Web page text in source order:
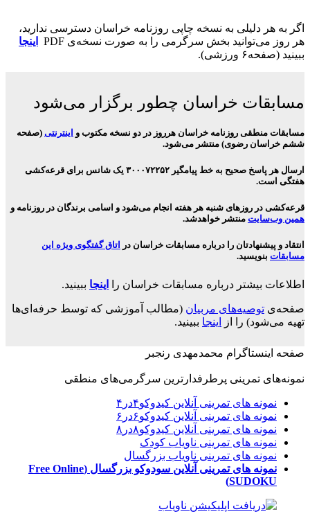
اگر به هر دلیلی به نسخه چاپی روزنامه خراسان دسترسی ندارید،
هر روز می‌توانید بخش سرگرمی را به صورت نسخه‌ی PDF
اینجا
ببینید (صفحه۶ ورزشی).
مسابقات خراسان چطور برگزار می‌شود
مسابقات منطقی روزنامه خراسان هرروز در دو نسخه مکتوب و اینترنتی (صفحه
ششم خراسان رضوی) منتشر می‌شود.
ارسال هر پاسخ صحیح به خط پیامگیر ۳۰۰۰۷۲۲۵۲ یک شانس برای قرعه‌کشی
هفتگی است.
قرعه‌کشی در روزهای شنبه هر هفته انجام می‌شود و اسامی برندگان در روزنامه و
همین وب‌سایت منتشر خواهدشد.
انتقاد و پیشنهادتان را درباره مسابقات خراسان در
اتاق گفتگوی ویژه این
مسابقات بنویسید.
اطلاعات بیشتر درباره مسابقات خراسان را اینجا ببینید.
صفحه‌ی توصیه‌های مربیان (مطالب آموزشی که توسط حرفه‌ای‌ها
تهیه می‌شود) را از
اینجا ببینید.
صفحه اینستاگرام محمدمهدی رنجبر
نمونه‌های تمرینی پرطرفدارترین سرگرمی‌های منطقی
نمونه های تمرینی آنلاین کیدوکو۴در۴
نمونه های تمرینی آنلاین کیدوکو۶در۶
نمونه های تمرینی آنلاین کیدوکو۸در۸
نمونه های تمرینی ناویاب کودک
نمونه های تمرینی ناویاب بزرگسال
نمونه های تمرینی آنلاین سودوکو بزرگسال (Free Online
SUDOKU)